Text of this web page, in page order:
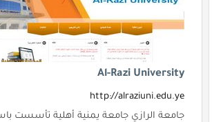
Al-Razi University
http://alraziuni.edu.ye
جامعة الرازي جامعة يمنية أهلية تأسست